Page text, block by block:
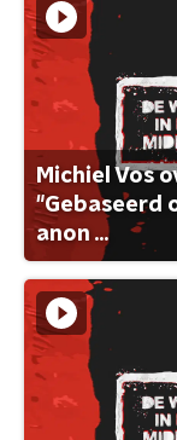
Michiel Vos
"Gebaseerd
anon ...